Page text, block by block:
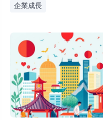
企業成長